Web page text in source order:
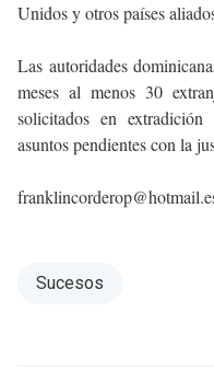
Unidos y otros países
Las autoridades
meses al menos 30
solicitados en
asuntos pendientes con la
Sucesos